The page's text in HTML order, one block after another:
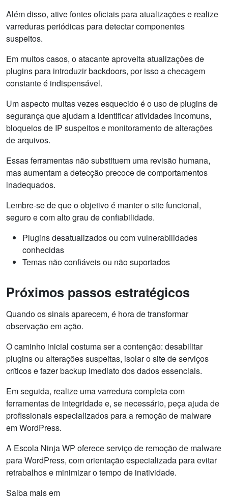
Além disso, ative fontes oficiais para atualizações e realize
varreduras periódicas para detectar componentes
suspeitos.
Em muitos casos, o atacante aproveita atualizações de
plugins para introduzir backdoors, por isso a checagem
constante é indispensável.
Um aspecto muitas vezes esquecido é o uso de plugins de
segurança que ajudam a identificar atividades incomuns,
bloqueios de IP suspeitos e monitoramento de alterações
de arquivos.
Essas ferramentas não substituem uma revisão humana,
mas aumentam a detecção precoce de comportamentos
inadequados.
Lembre-se de que o objetivo é manter o site funcional,
seguro e com alto grau de confiabilidade.
Plugins desatualizados ou com vulnerabilidades
conhecidas
Temas não confiáveis ou não suportados
Próximos passos estratégicos
Quando os sinais aparecem, é hora de transformar
observação em ação.
O caminho inicial costuma ser a contenção: desabilitar
plugins ou alterações suspeitas, isolar o site de serviços
críticos e fazer backup imediato dos dados essenciais.
Em seguida, realize uma varredura completa com
ferramentas de integridade e, se necessário, peça ajuda de
profissionais especializados para a remoção de malware
em WordPress.
A Escola Ninja WP oferece serviço de remoção de malware
para WordPress, com orientação especializada para evitar
retrabalhos e minimizar o tempo de inatividade.
Saiba mais em